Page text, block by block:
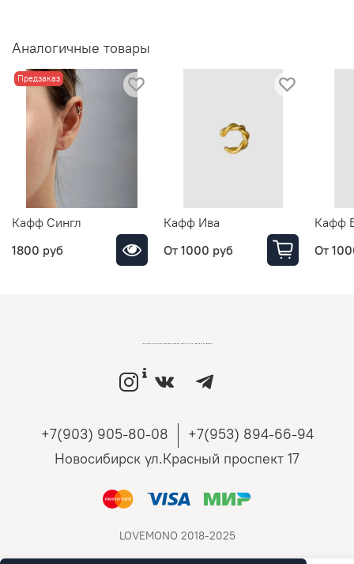
Аналогичные товары
Предзаказ
Кафф Сингл
1800 руб
Кафф Ива
От 1000 руб
Кафф
От
+7(903) 905-80-08
+7(953) 894-66-94
Новосибирск ул.Красный проспект 17
LOVEMONO 2018-2025